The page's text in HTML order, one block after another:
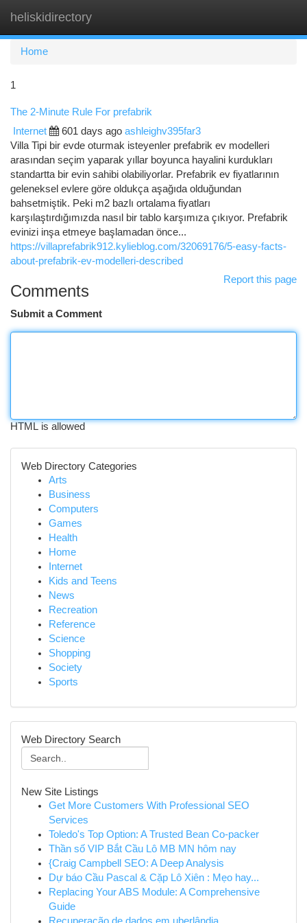
heliskidirectory
Home
1
The 2-Minute Rule For prefabrik
Internet 601 days ago ashleighv395far3
Villa Tipi bir evde oturmak isteyenler prefabrik ev modelleri
arasından seçim yaparak yıllar boyunca hayalini kurdukları
standartta bir evin sahibi olabiliyorlar. Prefabrik ev fiyatlarının
geleneksel evlere göre oldukça aşağıda olduğundan
bahsetmiştik. Peki m2 bazlı ortalama fiyatları
karşılaştırdığımızda nasıl bir tablo karşımıza çıkıyor. Prefabrik
evinizi inşa etmeye başlamadan önce...
https://villaprefabrik912.kylieblog.com/32069176/5-easy-facts-
about-prefabrik-ev-modelleri-described
Report this page
Comments
Submit a Comment
HTML is allowed
Web Directory Categories
Arts
Business
Computers
Games
Health
Home
Internet
Kids and Teens
News
Recreation
Reference
Science
Shopping
Society
Sports
Web Directory Search
New Site Listings
Get More Customers With Professional SEO
Services
Toledo's Top Option: A Trusted Bean Co-packer
Thần số VIP Bắt Cầu Lô MB MN hôm nay
{Craig Campbell SEO: A Deep Analysis
Dự báo Cầu Pascal & Cặp Lô Xiên : Mẹo hay...
Replacing Your ABS Module: A Comprehensive
Guide